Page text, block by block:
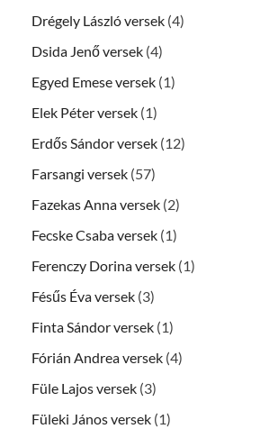
Drégely László versek (4)
Dsida Jenő versek (4)
Egyed Emese versek (1)
Elek Péter versek (1)
Erdős Sándor versek (12)
Farsangi versek (57)
Fazekas Anna versek (2)
Fecske Csaba versek (1)
Ferenczy Dorina versek (1)
Fésűs Éva versek (3)
Finta Sándor versek (1)
Fórián Andrea versek (4)
Füle Lajos versek (3)
Füleki János versek (1)